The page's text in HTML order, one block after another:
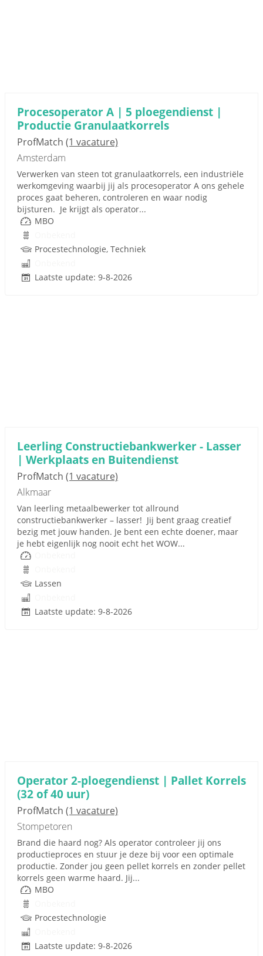
Procesoperator A | 5 ploegendienst |
Productie Granulaatkorrels
ProfMatch (1 vacature)
Amsterdam
Verwerken van steen tot granulaatkorrels, een industriële
werkomgeving waarbij jij als procesoperator A ons gehele
proces gaat beheren, controleren en waar nodig
bijsturen. Je krijgt als operator...
MBO
Procestechnologie, Techniek
Laatste update: 9-8-2026
Leerling Constructiebankwerker - Lasser
| Werkplaats en Buitendienst
ProfMatch (1 vacature)
Alkmaar
Van leerling metaalbewerker tot allround
constructiebankwerker – lasser! Jij bent graag creatief
bezig met jouw handen. Je bent een echte doener, maar
je hebt eigenlijk nog nooit echt het WOW...
Lassen
Laatste update: 9-8-2026
Operator 2-ploegendienst | Pallet Korrels
(32 of 40 uur)
ProfMatch (1 vacature)
Stompetoren
Brand die haard nog? Als operator controleer jij ons
productieproces en stuur je deze bij voor een optimale
productie. Zonder jou geen pellet korrels en zonder pellet
korrels geen warme haard. Jij...
MBO
Procestechnologie
Laatste update: 9-8-2026